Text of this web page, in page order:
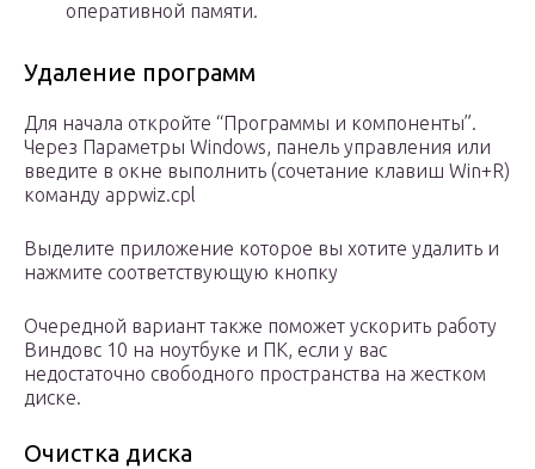
оперативной памяти.
Удаление программ
Для начала откройте “Программы и компоненты”.
Через Параметры Windows, панель управления или
введите в окне выполнить (сочетание клавиш Win+R)
команду appwiz.cpl
Выделите приложение которое вы хотите удалить и
нажмите соответствующую кнопку
Очередной вариант также поможет ускорить работу
Виндовс 10 на ноутбуке и ПК, если у вас
недостаточно свободного пространства на жестком
диске.
Очистка диска